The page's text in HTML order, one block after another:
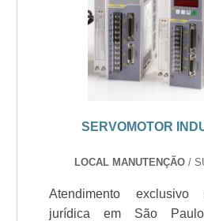
SERVOMOTOR
LOCAL MANUTENÇÃO /
Atendimento exclusivo
jurídica em São